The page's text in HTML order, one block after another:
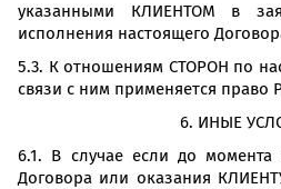
указанными КЛИЕНТОМ в
исполнения настоящего
5.3. К отношениям СТОРОН по
связи с ним применяется право
6. ИНЫЕ
6.1. В случае если до момента
Договора или оказания